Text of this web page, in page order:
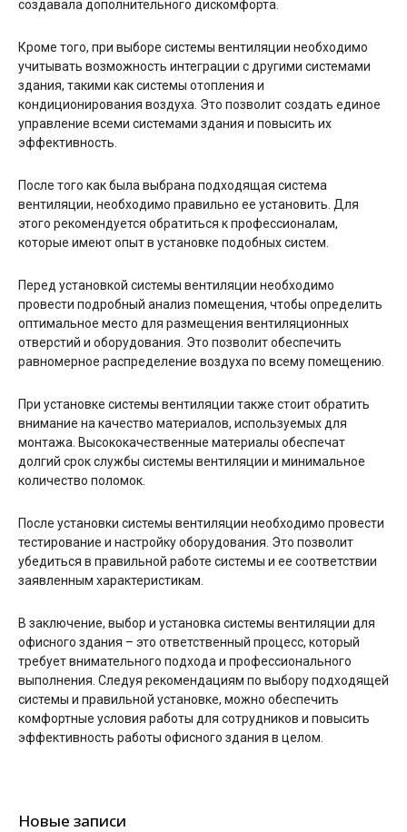
создавала дополнительного дискомфорта.
Кроме того, при выборе системы вентиляции необходимо
учитывать возможность интеграции с другими системами
здания, такими как системы отопления и
кондиционирования воздуха. Это позволит создать единое
управление всеми системами здания и повысить их
эффективность.
После того как была выбрана подходящая система
вентиляции, необходимо правильно ее установить. Для
этого рекомендуется обратиться к профессионалам,
которые имеют опыт в установке подобных систем.
Перед установкой системы вентиляции необходимо
провести подробный анализ помещения, чтобы определить
оптимальное место для размещения вентиляционных
отверстий и оборудования. Это позволит обеспечить
равномерное распределение воздуха по всему помещению.
При установке системы вентиляции также стоит обратить
внимание на качество материалов, используемых для
монтажа. Высококачественные материалы обеспечат
долгий срок службы системы вентиляции и минимальное
количество поломок.
После установки системы вентиляции необходимо провести
тестирование и настройку оборудования. Это позволит
убедиться в правильной работе системы и ее соответствии
заявленным характеристикам.
В заключение, выбор и установка системы вентиляции для
офисного здания – это ответственный процесс, который
требует внимательного подхода и профессионального
выполнения. Следуя рекомендациям по выбору подходящей
системы и правильной установке, можно обеспечить
комфортные условия работы для сотрудников и повысить
эффективность работы офисного здания в целом.
Новые записи